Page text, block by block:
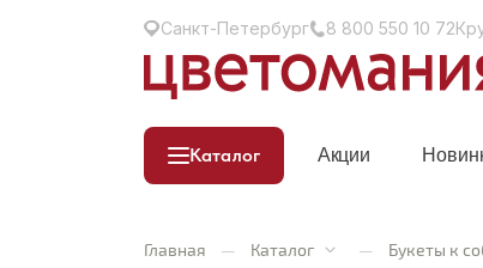
Санкт-Петербург 8 800 550 10 72
Каталог Акции
Главная — Каталог — Букеты к